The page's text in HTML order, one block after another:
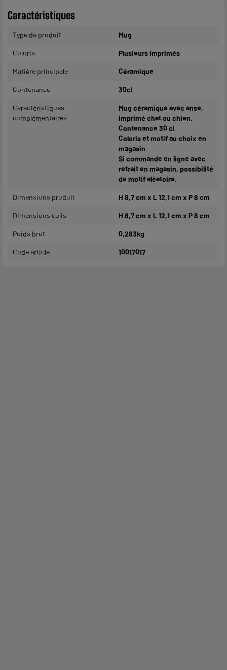
Caractéristiques
Type de produit Mug
Coloris Plusieurs imprimés
Matière principale Céramique
Contenance 30cl
Caractéristiques
complémentaires
Mug céramique avec anse,
imprimé chat ou chien.
Contenance 30 cl
Coloris et motif au choix en
magasin
Si commande en ligne avec
retrait en magasin, possibilité
de motif aléatoire.
Dimensions produit H 8,7 cm x L 12,1 cm x P 8 cm
Dimensions colis H 8,7 cm x L 12,1 cm x P 8 cm
Poids brut 0,283kg
Code article 10017017